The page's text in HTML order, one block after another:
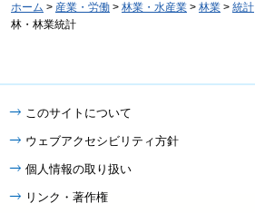
ホーム > 産業・労働 > 林業・水産業 > 林業 > 統計
林・林業統計
このサイトについて
ウェブアクセシビリティ方針
個人情報の取り扱い
リンク・著作権